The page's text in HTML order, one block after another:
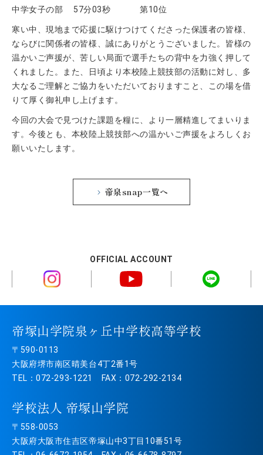
中学女子の部 57分03秒 第10位
寒い中、現地まで応援に駆けつけてくださった保護者の皆様、
ならびに関係者の皆様、誠にありがとうございました。皆様の
温かいご声援が、苦しい局面で選手たちの背中を力強く押して
くれました。また、日頃より本校陸上競技部の活動に対し、多
大なるご理解とご協力をいただいておりますこと、この場を借
りて厚く御礼申し上げます。
今回の大会で見つけた課題を糧に、より一層精進してまいりま
す。今後とも、本校陸上競技部への温かいご声援をよろしくお
願いいたします。
帝泉snap一覧へ
OFFICIAL ACCOUNT
帝塚山学院泉ヶ丘中学校高等学校
〒590-0113
大阪府堺市南区晴美台4丁2番1号
TEL：072-293-1221 FAX：072-292-2134
学校法人 帝塚山学院
〒558-0053
大阪府大阪市住吉区帝塚山中3丁目10番51号